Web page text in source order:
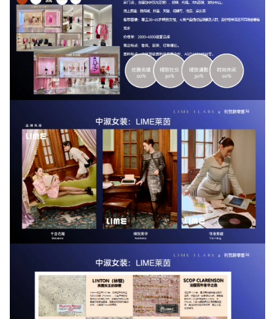
入驻有赞 认证代理商
认证服务商 设计服务商
有赞云 数据通服务